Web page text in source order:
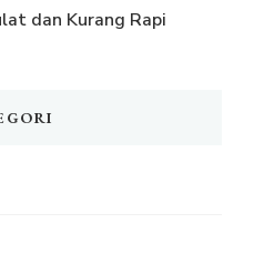
dan Kurang Rapi